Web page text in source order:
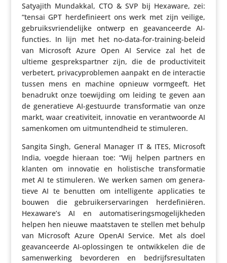
Satyajith Mundakkal, CTO & SVP bij Hexaware, zei:
“tensai GPT herde­fi­ni­eert ons werk met zijn veilige,
gebruiks­vrien­de­lijke ontwerp en geavan­ceerde AI-
functies. In lijn met het no-data-for-training-beleid
van Microsoft Azure Open AI Service zal het de
ultieme gespreks­partner zijn, die de produc­ti­vi­teit
verbetert, priva­cy­pro­blemen aanpakt en de inter­actie
tussen mens en machine opnieuw vormgeeft. Het
benadrukt onze toewij­ding om leiding te geven aan
de gene­ra­tieve AI-gestuurde trans­for­matie van onze
markt, waar crea­ti­vi­teit, innovatie en verant­woorde AI
samen­komen om uitmun­tend­heid te stimuleren.
Sangita Singh, General Manager IT & ITES, Microsoft
India, voegde hieraan toe: “Wij helpen partners en
klanten om innovatie en holis­ti­sche trans­for­matie
met AI te stimu­leren. We werken samen om gene­ra­
tieve AI te benutten om intel­li­gente appli­ca­ties te
bouwen die gebrui­ker­s­er­va­ringen herde­fi­ni­ëren.
Hexaware’s AI en auto­ma­ti­se­rings­mo­ge­lijk­heden
helpen hen nieuwe maat­staven te stellen met behulp
van Microsoft Azure OpenAI Service. Met als doel
geavan­ceerde AI-oplos­singen te ontwik­kelen die de
samen­wer­king bevor­deren en bedrijfs­re­sul­taten